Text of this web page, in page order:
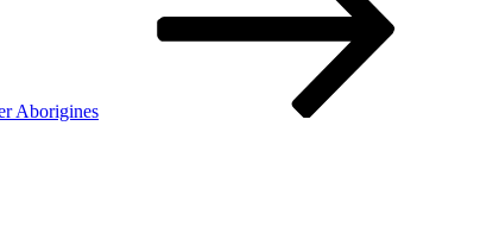
Aborigines